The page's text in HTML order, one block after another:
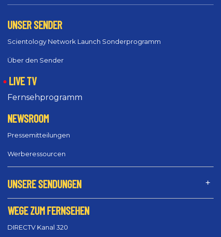
UNSER SENDER
Scientology Network Launch Sonderprogramm
Über den Sender
LIVE TV
Fernsehprogramm
NEWSROOM
Pressemitteilungen
Werberessourcen
UNSERE SENDUNGEN
WEGE ZUM FERNSEHEN
DIRECTV Kanal 320